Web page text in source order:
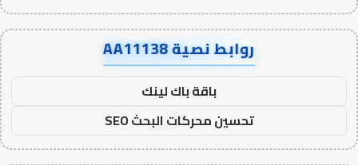
روابط نصية AA11138
باقة باك لينك
تحسين محركات البحث SEO